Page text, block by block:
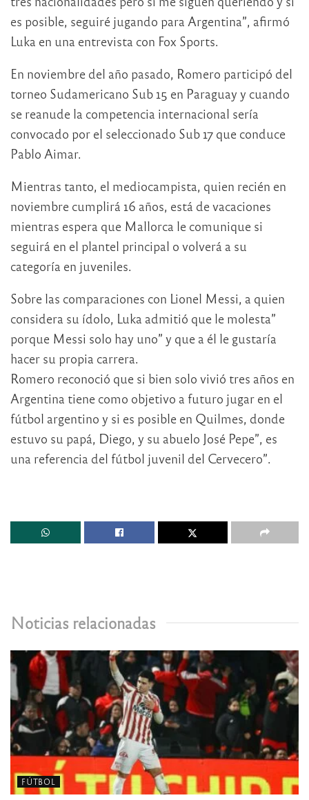
es posible, seguiré jugando para Argentina”, afirmó
Luka en una entrevista con Fox Sports.
En noviembre del año pasado, Romero participó del
torneo Sudamericano Sub 15 en Paraguay y cuando
se reanude la competencia internacional sería
convocado por el seleccionado Sub 17 que conduce
Pablo Aimar.
Mientras tanto, el mediocampista, quien recién en
noviembre cumplirá 16 años, está de vacaciones
mientras espera que Mallorca le comunique si
seguirá en el plantel principal o volverá a su
categoría en juveniles.
Sobre las comparaciones con Lionel Messi, a quien
considera su ídolo, Luka admitió que le molesta”
porque Messi solo hay uno” y que a él le gustaría
hacer su propia carrera.
Romero reconoció que si bien solo vivió tres años en
Argentina tiene como objetivo a futuro jugar en el
fútbol argentino y si es posible en Quilmes, donde
estuvo su papá, Diego, y su abuelo José Pepe”, es
una referencia del fútbol juvenil del Cervecero”.
Noticias relacionadas
FÚTBOL